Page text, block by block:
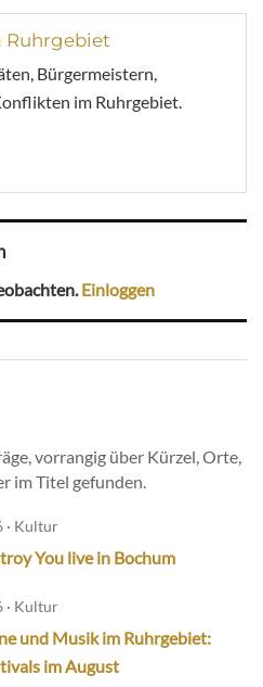
Bürgermeistern,
im Ruhrgebiet.
Einloggen
vorrangig über Kürzel, Orte,
im Titel gefunden.
· Kultur
You live in Bochum
· Kultur
und Musik im Ruhrgebiet:
im August